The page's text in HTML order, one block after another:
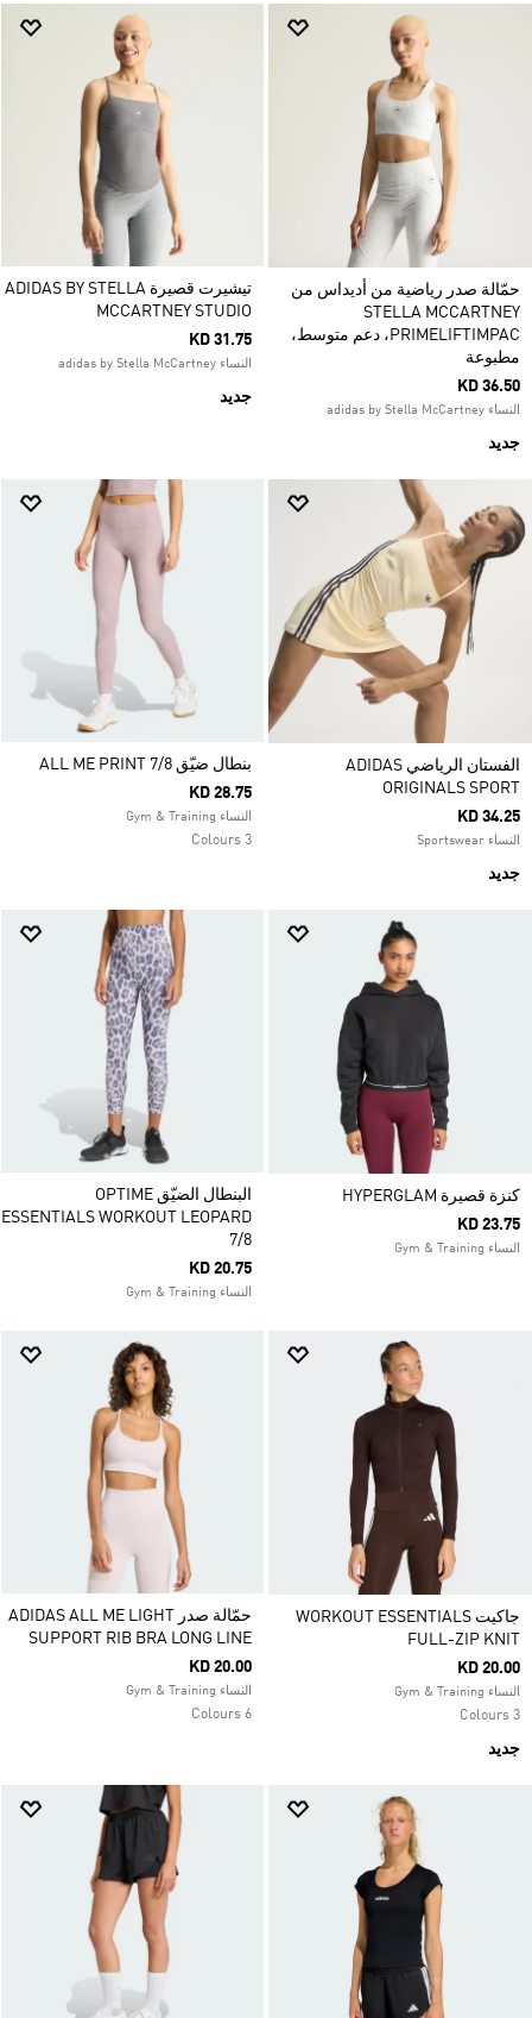
حمّالة صدر رياضية من أديداس من
STELLA MCCARTNEY
PRIMELIFTIMPAC، دعم متوسط،
مطبوعة
KD 36.50
النساء adidas by Stella McCartney
جديد
تيشيرت قصيرة ADIDAS BY STELLA
MCCARTNEY STUDIO
KD 31.75
النساء adidas by Stella McCartney
جديد
الفستان الرياضي ADIDAS
ORIGINALS SPORT
KD 34.25
النساء Sportswear
جديد
بنطال ضيّق ALL ME PRINT 7/8
KD 28.75
النساء Gym & Training
3 Colours
كنزة قصيرة HYPERGLAM
KD 23.75
النساء Gym & Training
البنطال الضيّق OPTIME
ESSENTIALS WORKOUT LEOPARD
7/8
KD 20.75
النساء Gym & Training
جاكيت WORKOUT ESSENTIALS
FULL-ZIP KNIT
KD 20.00
النساء Gym & Training
3 Colours
جديد
حمّالة صدر ADIDAS ALL ME LIGHT
SUPPORT RIB BRA LONG LINE
KD 20.00
النساء Gym & Training
6 Colours